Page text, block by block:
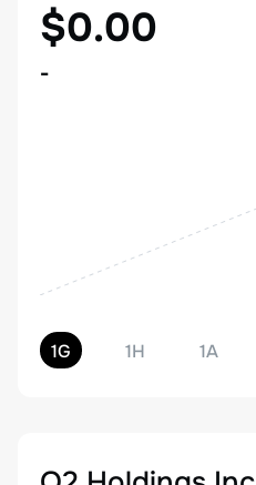
$0.00
-
1G 1H 1A